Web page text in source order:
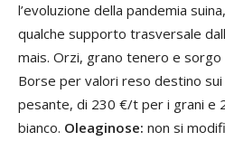
l’evoluzione della pandemia
qualche supporto trasversale
mais. Orzi, grano tenero e
Borse per valori reso destino
pesante, di 230 €/t per i grani e
bianco. Oleaginose: non si